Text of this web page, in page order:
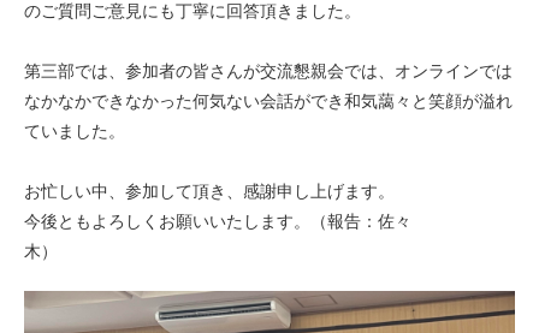
のご質問ご意見にも丁寧に回答頂きました。
第三部では、参加者の皆さんが交流懇親会では、オンラインでは
なかなかできなかった何気ない会話ができ和気藹々と笑顔が溢れ
ていました。
お忙しい中、参加して頂き、感謝申し上げます。
今後ともよろしくお願いいたします。（報告：佐々
木）